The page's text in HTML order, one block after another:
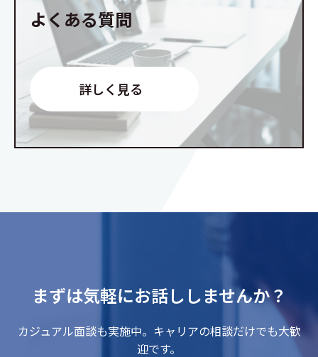
よくある質問
詳しく見る
まずは気軽にお話ししませんか？
カジュアル面談も実施中。キャリアの相談だけでも大歓
迎です。